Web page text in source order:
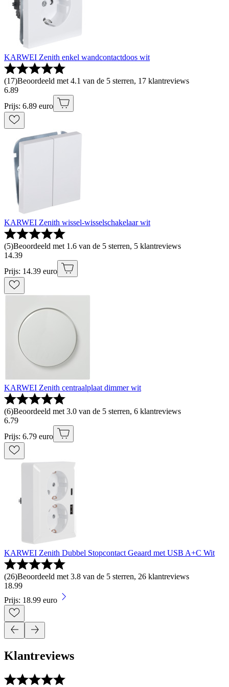
KARWEI Zenith enkel wandcontactdoos wit
(17)Beoordeeld met 4.1 van de 5 sterren, 17 klantreviews
6.89
Prijs: 6.89 euro
KARWEI Zenith wissel-wisselschakelaar wit
(5)Beoordeeld met 1.6 van de 5 sterren, 5 klantreviews
14.39
Prijs: 14.39 euro
KARWEI Zenith centraalplaat dimmer wit
(6)Beoordeeld met 3.0 van de 5 sterren, 6 klantreviews
6.79
Prijs: 6.79 euro
KARWEI Zenith Dubbel Stopcontact Geaard met USB A+C Wit
(26)Beoordeeld met 3.8 van de 5 sterren, 26 klantreviews
18.99
Prijs: 18.99 euro
Klantreviews